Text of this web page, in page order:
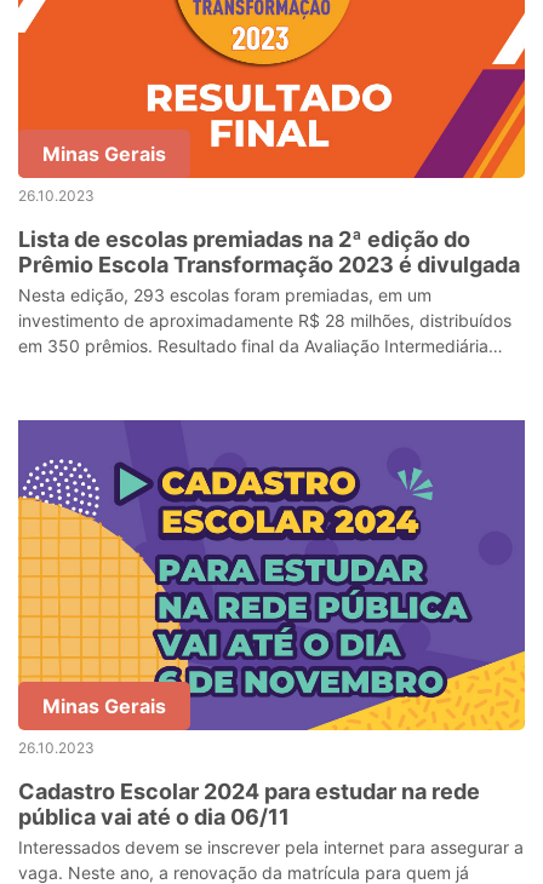
Minas Gerais
26.10.2023
Lista de escolas premiadas na 2ª edição do
Prêmio Escola Transformação 2023 é divulgada
Nesta edição, 293 escolas foram premiadas, em um
investimento de aproximadamente R$ 28 milhões, distribuídos
em 350 prêmios. Resultado final da Avaliação Intermediária
Minas Gerais
26.10.2023
Cadastro Escolar 2024 para estudar na rede
pública vai até o dia 06/11
Interessados devem se inscrever pela internet para assegurar a
vaga. Neste ano, a renovação da matrícula para quem já